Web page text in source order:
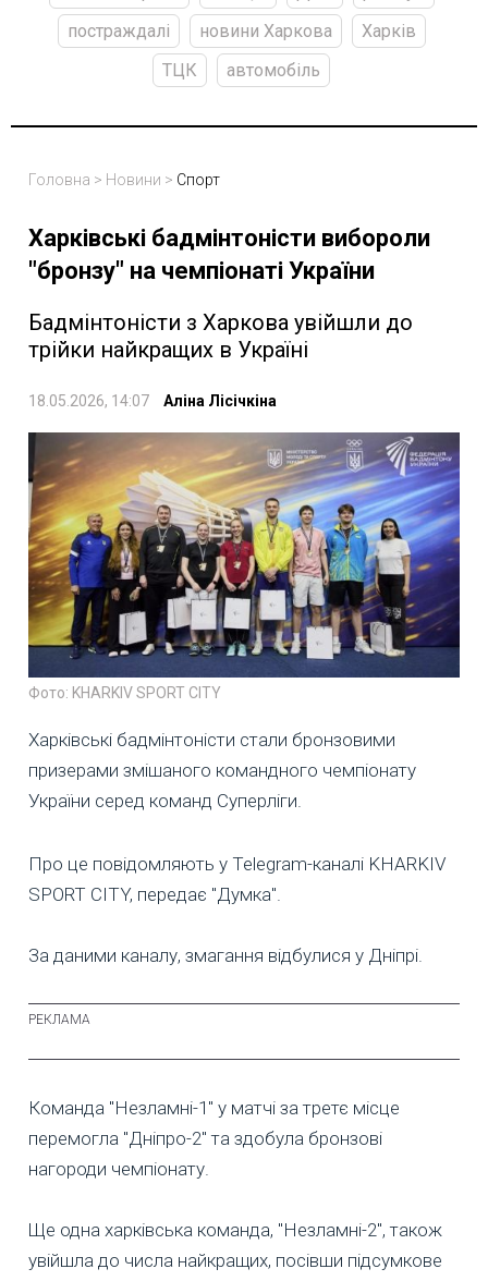
постраждалі
новини Харкова
Харків
ТЦК
автомобіль
Головна > Новини > Спорт
Харківські бадмінтоністи вибороли
"бронзу" на чемпіонаті України
Бадмінтоністи з Харкова увійшли до
трійки найкращих в Україні
18.05.2026, 14:07 Аліна Лісічкіна
Фото: KHARKIV SPORT CITY
Харківські бадмінтоністи стали бронзовими
призерами змішаного командного чемпіонату
України серед команд Суперліги.
Про це повідомляють у Telegram-каналі KHARKIV
SPORT CITY, передає "Думка".
За даними каналу, змагання відбулися у Дніпрі.
Команда "Незламні-1" у матчі за третє місце
перемогла "Дніпро-2" та здобула бронзові
нагороди чемпіонату.
Ще одна харківська команда, "Незламні-2", також
увійшла до числа найкращих, посівши підсумкове